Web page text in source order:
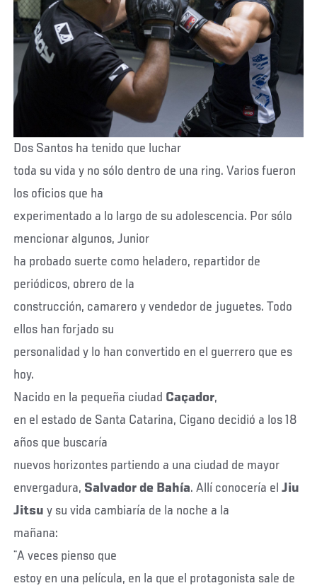
Dos Santos ha tenido que luchar
toda su vida y no sólo dentro de una ring. Varios fueron
los oficios que ha
experimentado a lo largo de su adolescencia. Por sólo
mencionar algunos, Junior
ha probado suerte como heladero, repartidor de
periódicos, obrero de la
construcción, camarero y vendedor de juguetes. Todo
ellos han forjado su
personalidad y lo han convertido en el guerrero que es
hoy.
Nacido en la pequeña ciudad Caçador,
en el estado de Santa Catarina, Cigano decidió a los 18
años que buscaría
nuevos horizontes partiendo a una ciudad de mayor
envergadura, Salvador de Bahía. Allí conocería elJiu
Jitsu y su vida cambiaría de la noche a la
mañana:
¨A veces pienso que
estoy en una película, en la que el protagonista sale de